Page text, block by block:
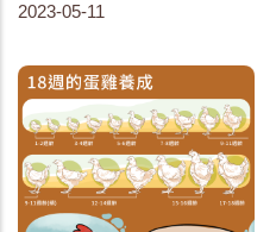
2023-05-11